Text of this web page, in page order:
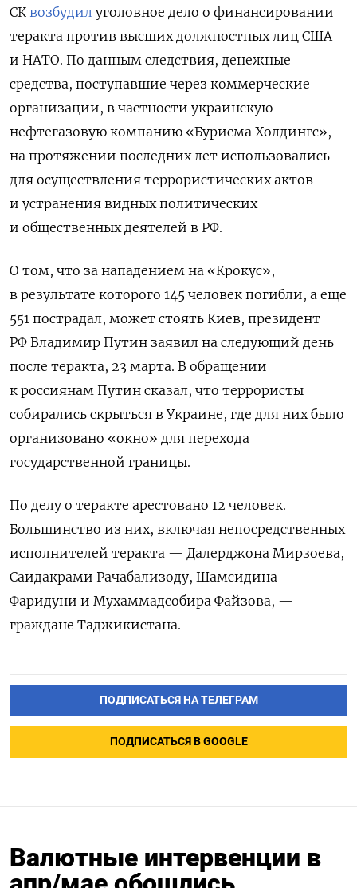
СК возбудил уголовное дело о финансировании
теракта против высших должностных лиц США
и НАТО. По данным следствия, денежные
средства, поступавшие через коммерческие
организации, в частности украинскую
нефтегазовую компанию «Бурисма Холдингс»,
на протяжении последних лет использовались
для осуществления террористических актов
и устранения видных политических
и общественных деятелей в РФ.
О том, что за нападением на «Крокус»,
в результате которого 145 человек погибли, а еще
551 пострадал, может стоять Киев, президент
РФ Владимир Путин заявил на следующий день
после теракта, 23 марта. В обращении
к россиянам Путин сказал, что террористы
собирались скрыться в Украине, где для них было
организовано «окно» для перехода
государственной границы.
По делу о теракте арестовано 12 человек.
Большинство из них, включая непосредственных
исполнителей теракта — Далерджона Мирзоева,
Саидакрами Рачабализоду, Шамсидина
Фаридуни и Мухаммадсобира Файзова, —
граждане Таджикистана.
ПОДПИСАТЬСЯ НА ТЕЛЕГРАМ
ПОДПИСАТЬСЯ В GOOGLE
Валютные интервенции в